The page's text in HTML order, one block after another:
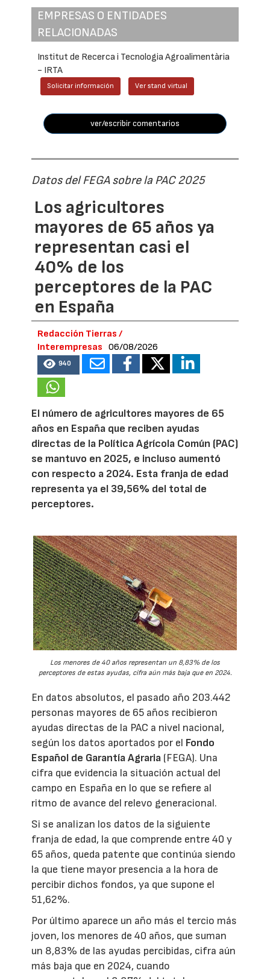
EMPRESAS O ENTIDADES
RELACIONADAS
Institut de Recerca i Tecnologia Agroalimentària
- IRTA
Solicitar información Ver stand virtual
ver/escribir comentarios
Datos del FEGA sobre la PAC 2025
Los agricultores
mayores de 65 años ya
representan casi el
40% de los
perceptores de la PAC
en España
Redacción Tierras /
Interempresas
06/08/2026
940
El número de agricultores mayores de 65
años en España que reciben ayudas
directas de la Política Agrícola Común (PAC)
se mantuvo en 2025, e incluso aumentó
con respecto a 2024. Esta franja de edad
representa ya el 39,56% del total de
perceptores.
Los menores de 40 años representan un 8,83% de los
perceptores de estas ayudas, cifra aún más baja que en 2024.
En datos absolutos, el pasado año 203.442
personas mayores de 65 años recibieron
ayudas directas de la PAC a nivel nacional,
según los datos aportados por el Fondo
Español de Garantía Agraria (FEGA). Una
cifra que evidencia la situación actual del
campo en España en lo que se refiere al
ritmo de avance del relevo generacional.
Si se analizan los datos de la siguiente
franja de edad, la que comprende entre 40 y
65 años, queda patente que continúa siendo
la que tiene mayor presencia a la hora de
percibir dichos fondos, ya que supone el
51,62%.
Por último aparece un año más el tercio más
joven, los menores de 40 años, que suman
un 8,83% de las ayudas percibidas, cifra aún
más baja que en 2024, cuando